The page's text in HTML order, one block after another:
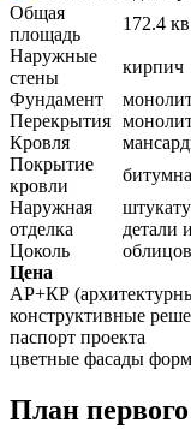
Общая
площадь
172.4
Наружные
стены
кирпич
Фундамент
Перекрытия
Кровля
Покрытие
кровли
Наружная
отделка
детали
Цоколь
Цена
АР+КР
конструктивные
паспорт проекта
цветные фасады
План